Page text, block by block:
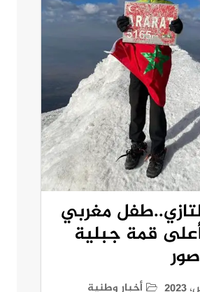
مغربي
قمة جبلية
أخبار وطنية